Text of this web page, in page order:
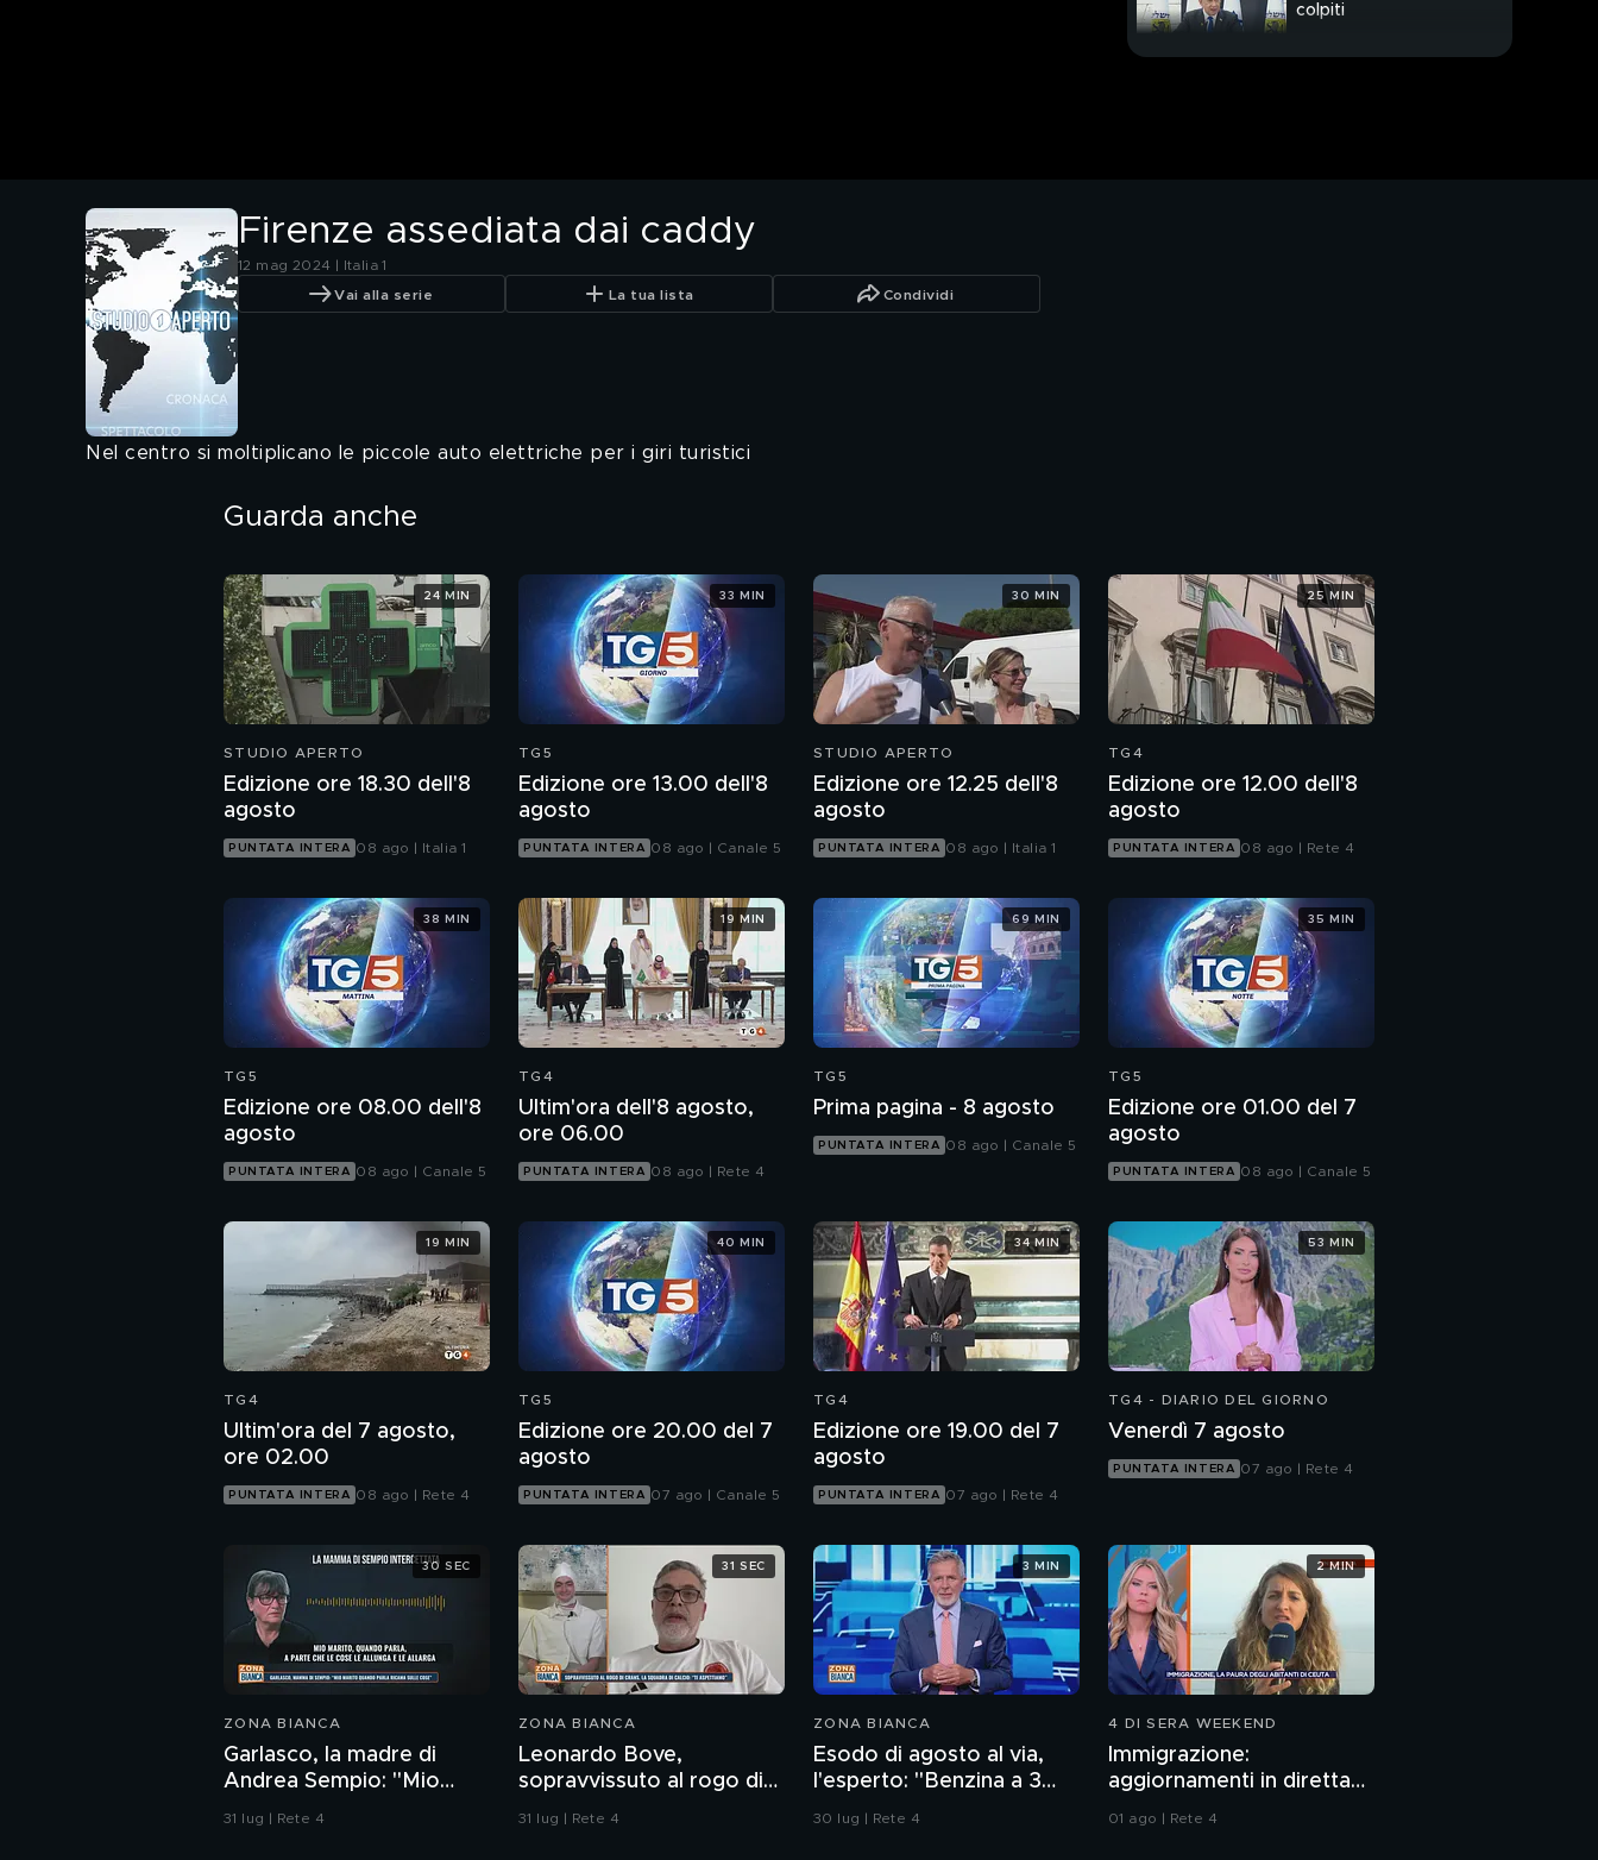
colpiti
Firenze assediata dai caddy
12 mag 2024 | Italia 1
Vai alla serie La tua lista Condividi
Nel centro si moltiplicano le piccole auto elettriche per i giri turistici
Guarda anche
STUDIO APERTO
Edizione ore 18.30 dell'8
agosto
PUNTATA INTERA 08 ago | Italia 1
24 MIN
TG5
Edizione ore 13.00 dell'8
agosto
PUNTATA INTERA 08 ago | Canale 5
33 MIN
STUDIO APERTO
Edizione ore 12.25 dell'8
agosto
PUNTATA INTERA 08 ago | Italia 1
30 MIN
TG4
Edizione ore 12.00 dell'8
agosto
PUNTATA INTERA 08 ago | Rete 4
25 MIN
TG5
Edizione ore 08.00 dell'8
agosto
PUNTATA INTERA 08 ago | Canale 5
38 MIN
TG4
Ultim'ora dell'8 agosto,
ore 06.00
PUNTATA INTERA 08 ago | Rete 4
19 MIN
TG5
Prima pagina - 8 agosto
PUNTATA INTERA 08 ago | Canale 5
69 MIN
TG5
Edizione ore 01.00 del 7
agosto
PUNTATA INTERA 08 ago | Canale 5
35 MIN
TG4
Ultim'ora del 7 agosto,
ore 02.00
PUNTATA INTERA 08 ago | Rete 4
19 MIN
TG5
Edizione ore 20.00 del 7
agosto
PUNTATA INTERA 07 ago | Canale 5
40 MIN
TG4
Edizione ore 19.00 del 7
agosto
PUNTATA INTERA 07 ago | Rete 4
34 MIN
TG4 - DIARIO DEL GIORNO
Venerdì 7 agosto
PUNTATA INTERA 07 ago | Rete 4
53 MIN
ZONA BIANCA
Garlasco, la madre di
Andrea Sempio: "Mio
marito quando parla
31 lug | Rete 4
30 SEC
ZONA BIANCA
Leonardo Bove,
sopravvissuto al rogo di
Crans-Montana, la
31 lug | Rete 4
31 SEC
ZONA BIANCA
Esodo di agosto al via,
l'esperto: "Benzina a 3
euro? Non lo escludo"
30 lug | Rete 4
3 MIN
4 DI SERA WEEKEND
Immigrazione:
aggiornamenti in diretta
da Ceuta
01 ago | Rete 4
2 MIN